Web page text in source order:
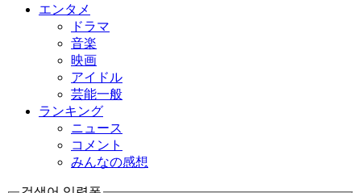
エンタメ
ドラマ
音楽
映画
アイドル
芸能一般
ランキング
ニュース
コメント
みんなの感想